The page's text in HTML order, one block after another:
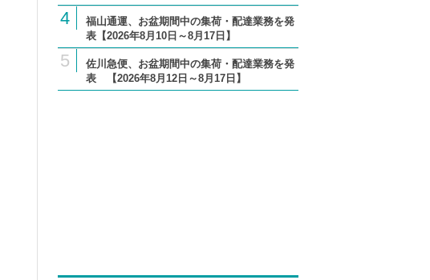
4
福山通運、お盆期間中の集荷・配達業務を発
表【2026年8月10日～8月17日】
5
佐川急便、お盆期間中の集荷・配達業務を発
表 【2026年8月12日～8月17日】